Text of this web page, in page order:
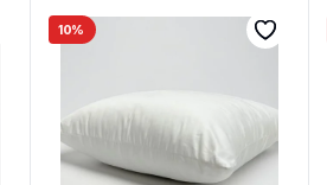
10%